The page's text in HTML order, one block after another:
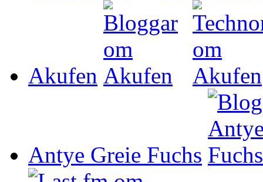
Akufen
Antye Greie Fuchs